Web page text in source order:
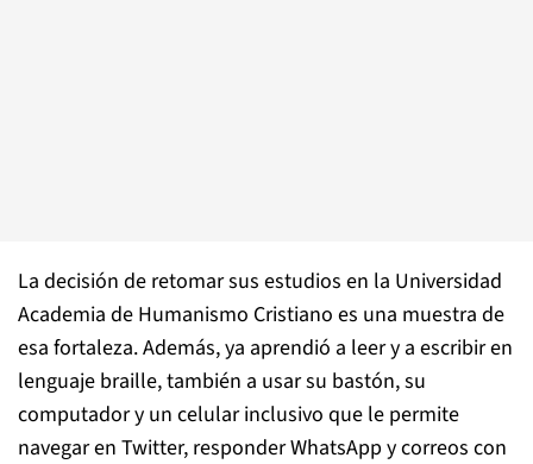
La decisión de retomar sus estudios en la Universidad
Academia de Humanismo Cristiano es una muestra de
esa fortaleza. Además, ya aprendió a leer y a escribir en
lenguaje braille, también a usar su bastón, su
computador y un celular inclusivo que le permite
navegar en Twitter, responder WhatsApp y correos con